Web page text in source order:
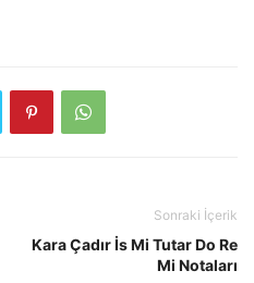
Sonraki İçerik
Kara Çadır İs Mi Tutar Do Re
Mi Notaları